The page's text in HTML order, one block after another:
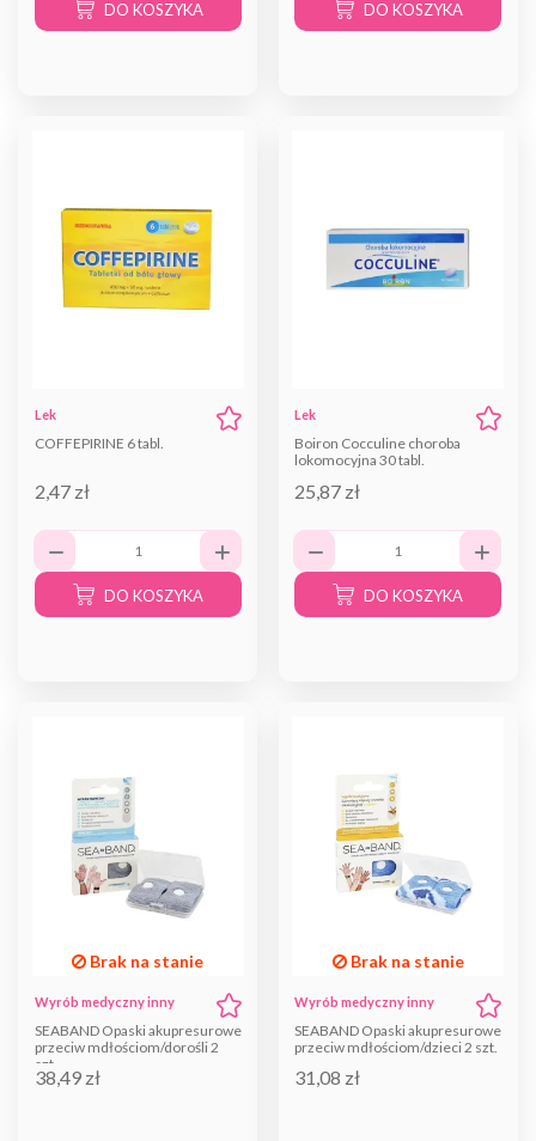
DO KOSZYKA DO KOSZYKA
Lek
COFFEPIRINE 6 tabl.
2,47 zł
DO KOSZYKA
Lek
Boiron Cocculine choroba
lokomocyjna 30 tabl.
25,87 zł
DO KOSZYKA
Brak na stanie
Wyrób medyczny inny
SEABAND Opaski akupresurowe
przeciw mdłościom/dorośli 2
szt.
38,49 zł
Brak na stanie
Wyrób medyczny inny
SEABAND Opaski akupresurowe
przeciw mdłościom/dzieci 2 szt.
31,08 zł